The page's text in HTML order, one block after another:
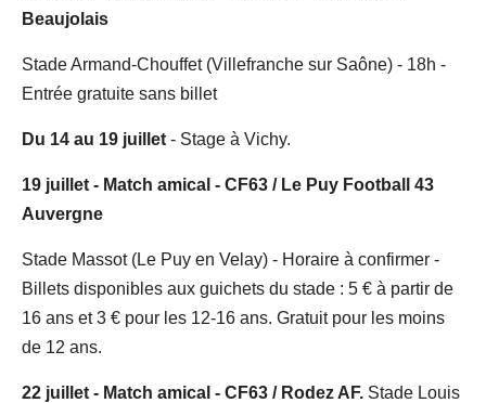
Beaujolais
Stade Armand-Chouffet (Villefranche sur Saône) - 18h -
Entrée gratuite sans billet
Du 14 au 19 juillet - Stage à Vichy.
19 juillet - Match amical - CF63 / Le Puy Football 43
Auvergne
Stade Massot (Le Puy en Velay) - Horaire à confirmer -
Billets disponibles aux guichets du stade : 5 € à partir de
16 ans et 3 € pour les 12-16 ans. Gratuit pour les moins
de 12 ans.
22 juillet - Match amical - CF63 / Rodez AF. Stade Louis